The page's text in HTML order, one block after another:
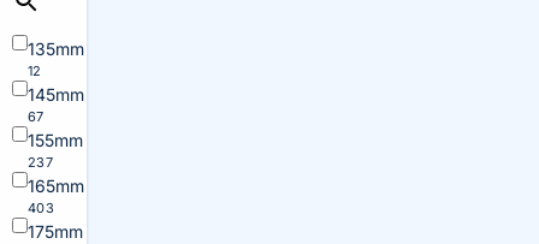
135mm
12
145mm
67
155mm
237
165mm
403
175mm